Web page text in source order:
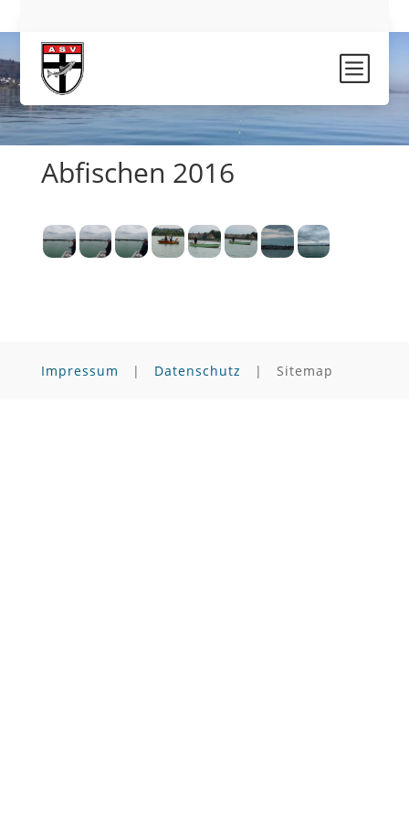
b
Abfischen 2016
Impressum | Datenschutz | Sitemap